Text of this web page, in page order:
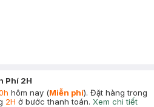
Phí 2H
hôm nay (Miễn phí). Đặt hàng trong
2H ở bước thanh toán. Xem chi tiết